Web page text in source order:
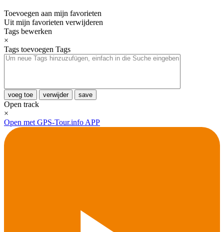
Toevoegen aan mijn favorieten
Uit mijn favorieten verwijderen
Tags bewerken
×
Tags toevoegen Tags
voeg toe verwijder save
Open track
×
Open met GPS-Tour.info APP